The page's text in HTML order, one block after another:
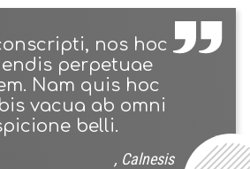
nos hoc
perpetuae
Nam quis hoc
vacua ab omni
belli.
, Calnesis